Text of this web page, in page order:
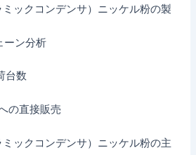
ックコンデンサ）ニッケル粉の製
ーン分析
台数
の直接販売
ックコンデンサ）ニッケル粉の主